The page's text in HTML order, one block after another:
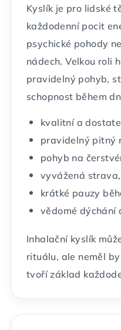
Kyslík je pro lidské
každodenní pocit
psychické pohody
nádech. Velkou roli
pravidelný pohyb,
schopnost během
kvalitní a
pravidelný pitný
pohyb na
vyvážená strava,
krátké pauzy
vědomé dýchání
Inhalační kyslík
rituálu, ale neměl
tvoří základ